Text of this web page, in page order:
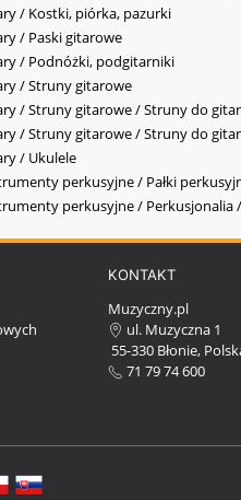
/ Kostki, piórka, pazurki
/ Paski gitarowe
/ Podnóżki, podgitarniki
/ Struny gitarowe
/ Struny gitarowe / Struny do
/ Struny gitarowe / Struny do
/ Ukulele
perkusyjne / Pałki
perkusyjne / Perkusjonalia
KONTAKT
Muzyczny.pl
ul. Muzyczna 1
55-330 Błonie,
71 79 74 600